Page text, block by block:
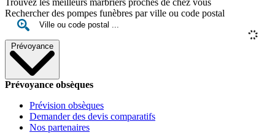
Rechercher des pompes funèbres par ville ou code postal
Prévoyance
Prévoyance obsèques
Prévision obsèques
Demander des devis comparatifs
Nos partenaires